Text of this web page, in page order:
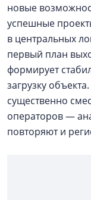
новые
успешные
в центральных
первый план
формирует
загрузку
существенно
операторов —
повторяют и